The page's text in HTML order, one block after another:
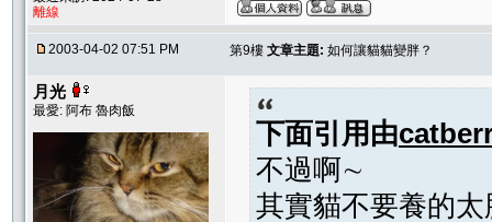
離線
2003-04-02 07:51 PM 第9樓 文章主題: 如何讓貓貓變胖？
月光
最愛: 阿布 魯肉飯
下面引用由
不過啊∼
其實貓不要養的